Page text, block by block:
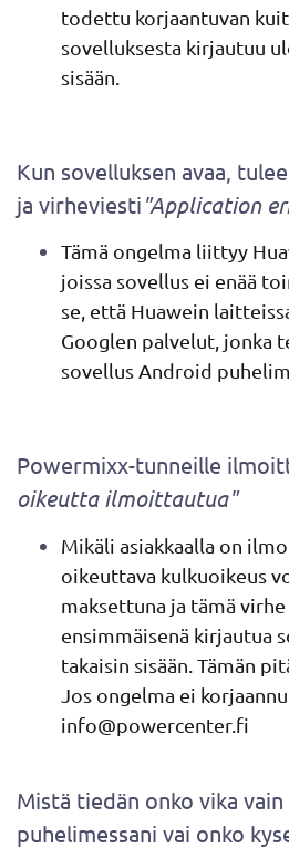
todettu korjaantuvan
sovelluksesta kirjautuu
sisään.
Kun sovelluksen avaa,
ja virheviesti "Application
Tämä ongelma liittyy
joissa sovellus ei enää
se, että Huawein
Googlen palvelut, jonka
sovellus Android
Powermixx-tunneille
oikeutta ilmoittautua"
Mikäli asiakkaalla on
oikeuttava kulkuoikeus
maksettuna ja tämä
ensimmäisenä kirjautua
takaisin sisään. Tämän
Jos ongelma ei
info@powercenter.fi
Mistä tiedän onko vika vain
puhelimessani vai onko